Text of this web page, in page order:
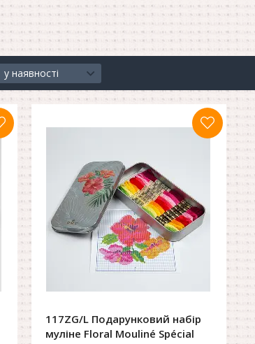
у наявності
117ZG/L Подарунковий набір
муліне Floral Mouliné Spécial